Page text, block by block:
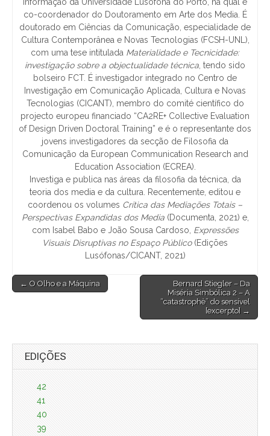
co-coordenador do Doutoramento em Arte dos Media. É
doutorado em Ciências da Comunicação, especialidade de
Cultura Contemporânea e Novas Tecnologias (FCSH-UNL),
com uma tese intitulada Materialidade e Tecnicidade:
investigação sobre a objectualidade técnica , tendo sido
bolseiro FCT. É investigador integrado no Centro de
Investigação em Comunicação Aplicada, Cultura e Novas
Tecnologias (CICANT), membro do comité científico do
projecto europeu financiado “CA2RE+ Collective Evaluation
of Design Driven Doctoral Training” e é o representante dos
jovens investigadores da secção de Filosofia da
Comunicação da European Communication Research and
Education Association (ECREA).
Investiga e publica nas áreas da filosofia da técnica, da
teoria dos media e da cultura. Recentemente, editou e
coordenou os volumes Crítica das Mediações Totais –
Perspectivas Expandidas dos Media(Documenta, 2021) e,
com Isabel Babo e João Sousa Cardoso, Expressões
Visuais Disruptivas no Espaço Público (Edições
Lusófonas/CICANT, 2021)
Post
← O Olho e a Máquina
Bernard Stiegler – Da
Miséria Simbólica 2 – A
“catastrophè” do sensível
[excerpto] →
EDIÇÕES
42
41
40
39